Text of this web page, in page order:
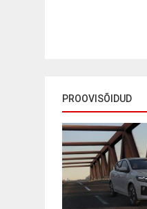
PROOVISÕIDUD